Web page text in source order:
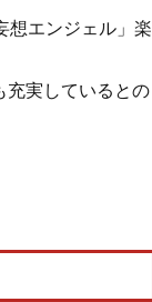
想エンジェル」楽
充実しているとの